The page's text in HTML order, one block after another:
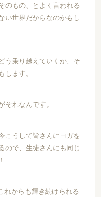
のもの、とよく言われる
い世界だからなのかもし
う乗り越えていくか、そ
ます。
れなんです。
こうして皆さんにヨガを
ので、生徒さんにも同じ
れからも輝き続けられる